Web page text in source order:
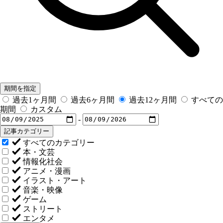
期間を指定
過去1ヶ月間 過去6ヶ月間 過去12ヶ月間
すべての
期間
カスタム
-
記事カテゴリー
すべてのカテゴリー
本・文芸
情報化社会
アニメ・漫画
イラスト・アート
音楽・映像
ゲーム
ストリート
エンタメ